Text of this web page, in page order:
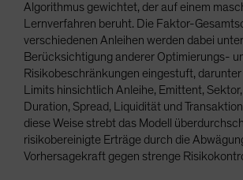
Algorithmus gewichtet, der auf einem
Lernverfahren beruht. Die Faktor-
verschiedenen Anleihen werden dabei unter
Berücksichtigung anderer Optimierungs-
Risikobeschränkungen eingestuft,
Limits hinsichtlich Anleihe, Emittent,
Duration, Spread, Liquidität und
diese Weise strebt das Modell
risikobereinigte Erträge durch die
Vorhersagekraft gegen strenge